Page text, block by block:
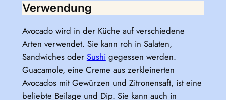
Verwendung
Avocado wird in der Küche auf verschiedene
Arten verwendet. Sie kann roh in Salaten,
Sandwiches oder Sushi gegessen werden.
Guacamole, eine Creme aus zerkleinerten
Avocados mit Gewürzen und Zitronensaft, ist eine
beliebte Beilage und Dip. Sie kann auch in